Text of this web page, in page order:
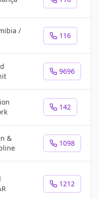
/
116
9696
142
&
1098
1212